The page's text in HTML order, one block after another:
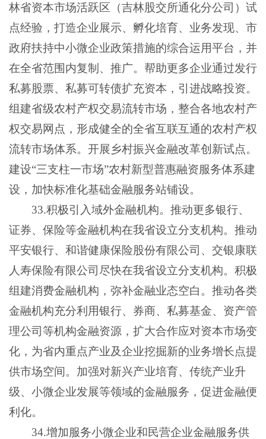
林省资本市场活跃区（吉林股交所通化分公司）试
点经验，打造企业展示、孵化培育、业务发现、市
政府扶持中小微企业政策措施的综合运用平台，并
在全省范围内复制、推广。帮助更多企业通过发行
私募股票、私募可转债扩充资本，引进战略投资。
组建省级农村产权交易流转市场，整合各地农村产
权交易网点，形成健全的全省互联互通的农村产权
流转市场体系。开展乡村振兴金融改革创新试点。
建设“三支柱一市场”农村新型普惠融资服务体系建
设，加快标准化基础金融服务站铺设。
33.积极引入域外金融机构。推动更多银行、
证券、保险等金融机构在我省设立分支机构。推动
平安银行、和谐健康保险股份有限公司、交银康联
人寿保险有限公司尽快在我省设立分支机构。积极
组建消费金融机构，弥补金融业态空白。推动各类
金融机构充分利用银行、券商、私募基金、资产管
理公司等机构金融资源，扩大合作应对资本市场变
化，为省内重点产业及企业挖掘新的业务增长点提
供市场空间。加强对新兴产业培育、传统产业升
级、小微企业发展等领域的金融服务，促进金融便
利化。
34.增加服务小微企业和民营企业金融服务供